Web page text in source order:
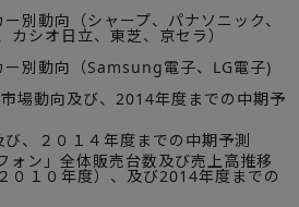
別動向（シャープ、パナソニック、
カシオ日立、東芝、京セラ）
別動向（Samsung電子、LG電子)
場動向及び、2014年度までの中期予
、２０１４年度までの中期予測
ォン」全体販売台数及び売上高推移
０１０年度）、及び2014年度までの